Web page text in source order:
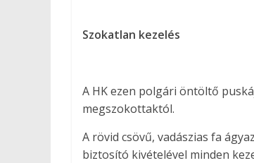
Szokatlan kezelés
A HK ezen polgári öntöltő
megszokottaktól.
A rövid csövű, vadászias fa
biztosító kivételével minden